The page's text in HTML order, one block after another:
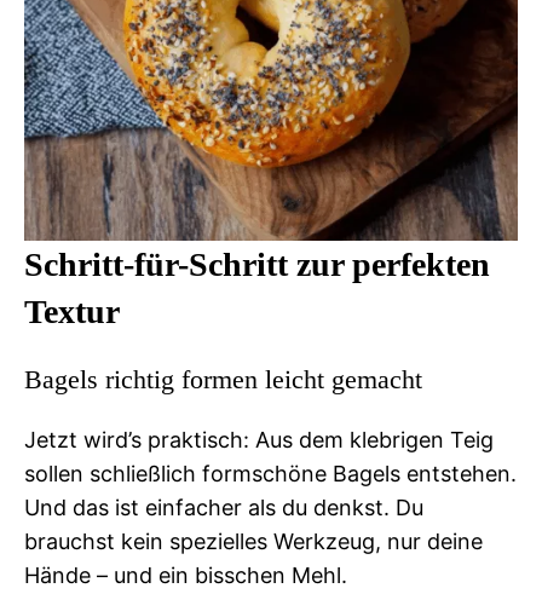
Schritt-für-Schritt zur perfekten
Textur
Bagels richtig formen leicht gemacht
Jetzt wird’s praktisch: Aus dem klebrigen Teig
sollen schließlich formschöne Bagels entstehen.
Und das ist einfacher als du denkst. Du
brauchst kein spezielles Werkzeug, nur deine
Hände – und ein bisschen Mehl.